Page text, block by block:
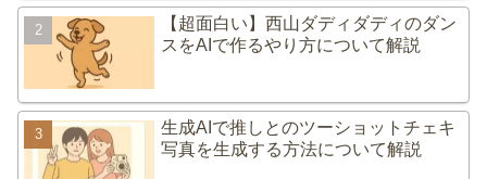
【超面白い】西山ダディダディのダン
スをAIで作るやり方について解説
生成AIで推しとのツーショットチェキ
写真を生成する方法について解説